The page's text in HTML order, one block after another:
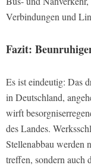
Verbindungen und
Fazit:
Es ist eindeutig: Das
in Deutschland,
wirft
des Landes.
Stellenabbau werden
treffen, sondern auch